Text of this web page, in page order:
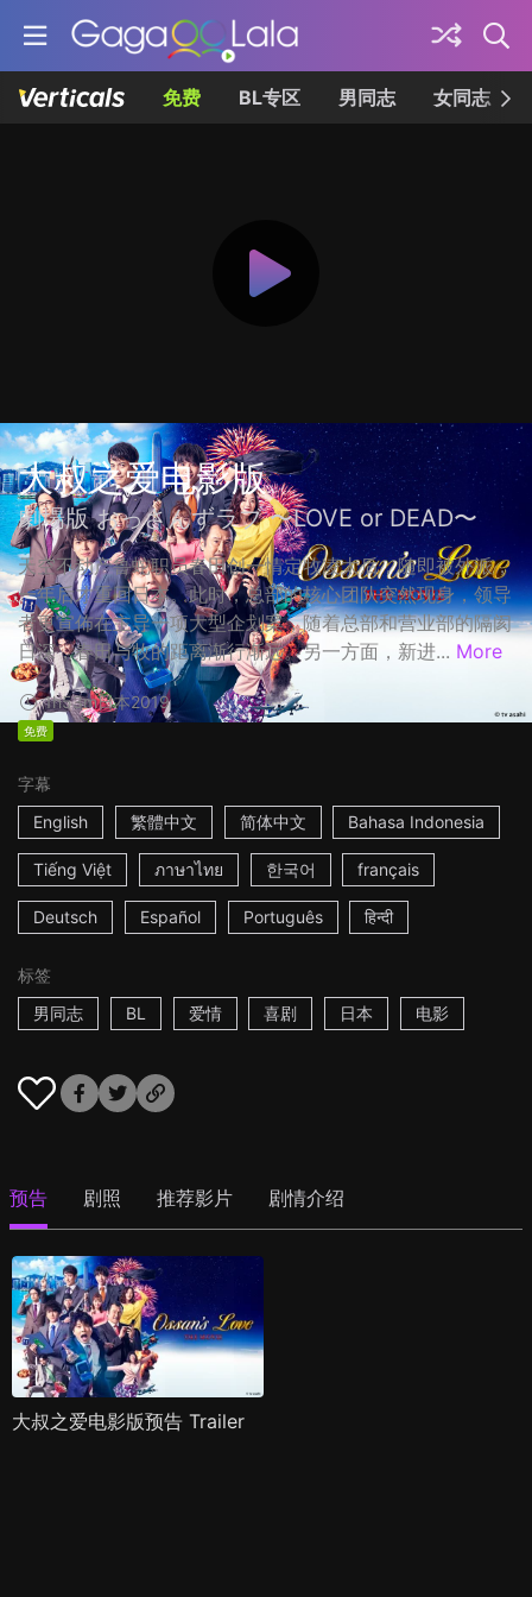
免费 BL专区 男同志 女同志
大叔之爱电影版
劇場版 おっさんずラブ 〜LOVE or DEAD〜
天空不动产鲁蛇职员春田创一情定牧凌太后，随即被外派，
一年后才重回日本。此时，总部的核心团队突然现身，领导
者更宣佈在主导一项大型企划案，随着总部和营业部的隔阂
日深，春田与牧的距离渐行渐远。另一方面，新进... More
1h53m日本2019
免费
字幕
English
繁體中文 简体中文 Bahasa Indonesia
Tiếng Việt ภาษาไทย 한국어 français
Deutsch Español Português हिन्दी
标签
男同志
BL 爱情 喜剧 日本 电影
预告 剧照 推荐影片 剧情介绍
大叔之爱电影版预告 Trailer